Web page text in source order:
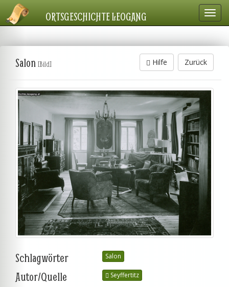
ORTSGESCHICHTE LEOGANG
Zurück
Hilfe
Salon [Bild]
Schlagwörter Salon
Autor/Quelle Seyffertitz